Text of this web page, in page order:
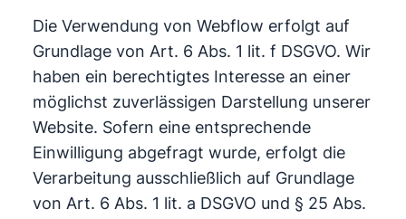
Die Verwendung von Webflow erfolgt auf
Grundlage von Art. 6 Abs. 1 lit. f DSGVO. Wir
haben ein berechtigtes Interesse an einer
möglichst zuverlässigen Darstellung unserer
Website. Sofern eine entsprechende
Einwilligung abgefragt wurde, erfolgt die
Verarbeitung ausschließlich auf Grundlage
von Art. 6 Abs. 1 lit. a DSGVO und § 25 Abs.